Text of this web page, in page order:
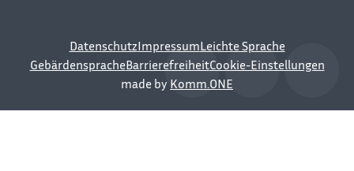
DatenschutzImpressumLeichte Sprache
GebärdenspracheBarrierefreiheitCookie-Einstellungen
made by Komm.ONE